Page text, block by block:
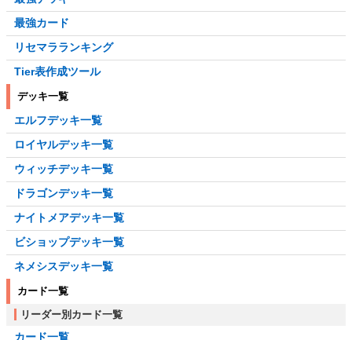
最強カード
リセマラランキング
Tier表作成ツール
デッキ一覧
エルフデッキ一覧
ロイヤルデッキ一覧
ウィッチデッキ一覧
ドラゴンデッキ一覧
ナイトメアデッキ一覧
ビショップデッキ一覧
ネメシスデッキ一覧
カード一覧
リーダー別カード一覧
カード一覧